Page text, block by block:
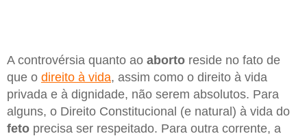
A controvérsia quanto ao aborto reside no fato de
que o direito à vida, assim como o direito à vida
privada e à dignidade, não serem absolutos. Para
alguns, o Direito Constitucional (e natural) à vida do
feto precisa ser respeitado. Para outra corrente, a